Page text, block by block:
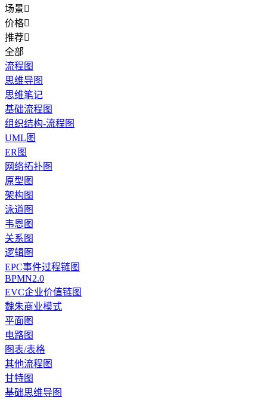
场景
价格
推荐
全部
流程图
思维导图
思维笔记
基础流程图
组织结构-流程图
UML图
ER图
网络拓扑图
原型图
架构图
泳道图
韦恩图
关系图
逻辑图
EPC事件过程链图
BPMN2.0
EVC企业价值链图
魏朱商业模式
平面图
电路图
图表/表格
其他流程图
甘特图
基础思维导图